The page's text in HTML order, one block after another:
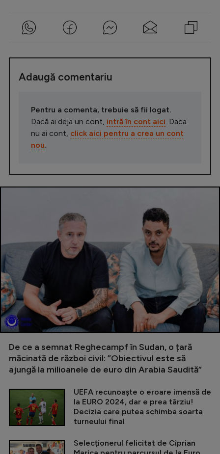
Adaugă comentariu
Pentru a comenta, trebuie să fii logat.
Dacă ai deja un cont, intră în cont aici . Daca
nu ai cont, click aici pentru a crea un cont
nou
De ce a semnat Reghecampf în Sudan, o țară
măcinată de război civil: ”Obiectivul este să
ajungă la milioanele de euro din Arabia Saudită”
UEFA recunoaște o eroare imensă de
la EURO 2024, dar e prea târziu!
Decizia care putea schimba soarta
turneului final
Selecționerul felicitat de Ciprian